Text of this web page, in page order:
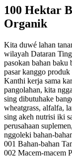
100 Hektar
Organik
Kita duwé lahan
wilayah Dataran
pasokan bahan
pasar kanggo
Kanthi kerja sama
pangolahan, kita
sing dibutuhake
wheatgrass, alfalfa,
sing akeh nutrisi iki
perusahaan
nggoleki bahan-
001 Bahan-bahan
002 Macem-macem